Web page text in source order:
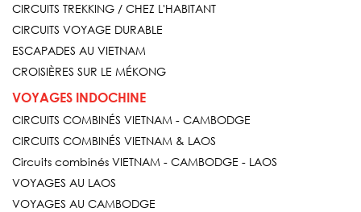
CIRCUITS TREKKING / CHEZ L'HABITANT
CIRCUITS VOYAGE DURABLE
ESCAPADES AU VIETNAM
CROISIÈRES SUR LE MÉKONG
VOYAGES INDOCHINE
CIRCUITS COMBINÉS VIETNAM - CAMBODGE
CIRCUITS COMBINÉS VIETNAM & LAOS
Circuits combinés VIETNAM - CAMBODGE - LAOS
VOYAGES AU LAOS
VOYAGES AU CAMBODGE